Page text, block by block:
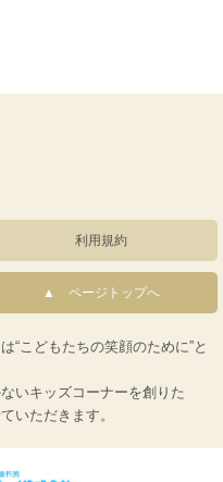
利用規約
ページトップへ
“こどもたちの笑顔のために”と
いキッズコーナーを創りた
いただきます。